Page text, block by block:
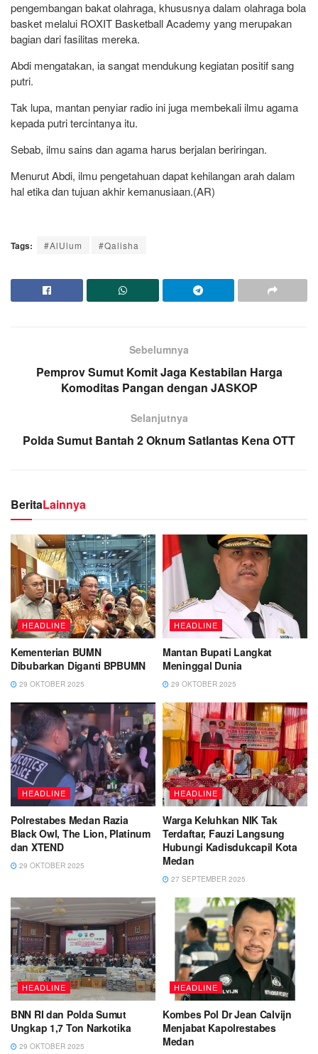
pengembangan bakat olahraga, khususnya dalam olahraga bola
basket melalui ROXIT Basketball Academy yang merupakan
bagian dari fasilitas mereka.
Abdi mengatakan, ia sangat mendukung kegiatan positif sang
putri.
Tak lupa, mantan penyiar radio ini juga membekali ilmu agama
kepada putri tercintanya itu.
Sebab, ilmu sains dan agama harus berjalan beriringan.
Menurut Abdi, ilmu pengetahuan dapat kehilangan arah dalam
hal etika dan tujuan akhir kemanusiaan.(AR)
Tags: #AlUlum #Qalisha
Sebelumnya
Pemprov Sumut Komit Jaga Kestabilan Harga
Komoditas Pangan dengan JASKOP
Selanjutnya
Polda Sumut Bantah 2 Oknum Satlantas Kena OTT
BeritaLainnya
HEADLINE
Kementerian BUMN
Dibubarkan Diganti BPBUMN
29 OKTOBER 2025
HEADLINE
Mantan Bupati Langkat
Meninggal Dunia
29 OKTOBER 2025
HEADLINE
Polrestabes Medan Razia
Black Owl, The Lion, Platinum
dan XTEND
29 OKTOBER 2025
HEADLINE
Warga Keluhkan NIK Tak
Terdaftar, Fauzi Langsung
Hubungi Kadisdukcapil Kota
Medan
27 SEPTEMBER 2025
HEADLINE
BNN RI dan Polda Sumut
Ungkap 1,7 Ton Narkotika
29 OKTOBER 2025
HEADLINE
Kombes Pol Dr Jean Calvijn
Menjabat Kapolrestabes
Medan